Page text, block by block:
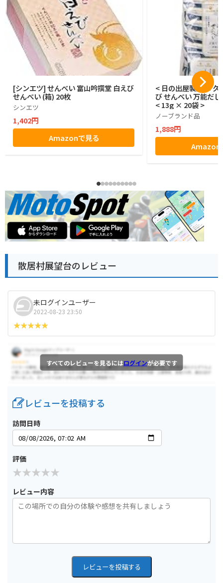
[シンエツ] せんべい 富山吟撰堂 白えび
せんべい (箱) 20枚
シンエツ
1,402円
Amazonで見る
< 日の出屋製菓 × 久
び せんべい 万能だ
< 13g × 20袋 >
ノーブランド品
1,888円
Amazon
散居村展望台のレビュー
未ログインユーザー
2022-08-23 23:50
すべてのレビューを見るにはログインが必要です
レビューを投稿する
訪問日時
評価
レビュー内容
レビューを投稿する